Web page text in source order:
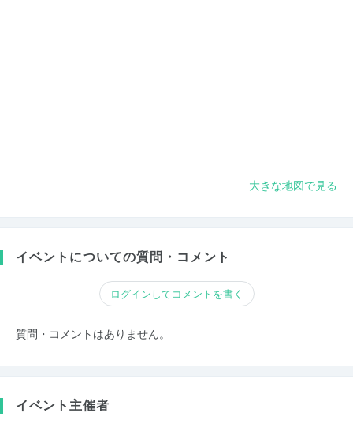
大きな地図で見る
イベントについての質問・コメント
ログインしてコメントを書く
質問・コメントはありません。
イベント主催者